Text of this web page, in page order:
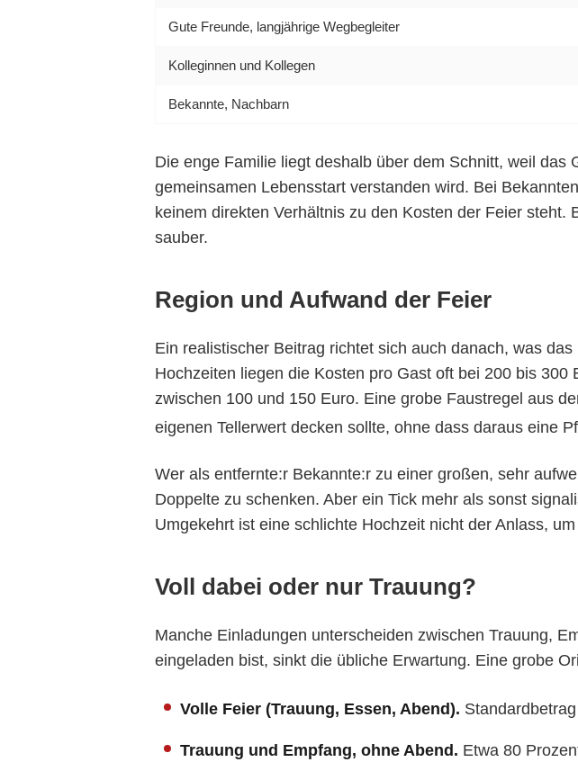
Gute Freunde, langjährige Wegbegleiter
Kolleginnen und Kollegen
Bekannte, Nachbarn
Die enge Familie liegt deshalb über dem Schnitt, weil
gemeinsamen Lebensstart verstanden wird. Bei
keinem direkten Verhältnis zu den Kosten der Feier
sauber.
Region und Aufwand der Feier
Ein realistischer Beitrag richtet sich auch danach, was
Hochzeiten liegen die Kosten pro Gast oft bei 200 bis
zwischen 100 und 150 Euro. Eine grobe Faustregel aus
eigenen Tellerwert decken sollte, ohne dass daraus eine
Wer als entfernte:r Bekannte:r zu einer großen, sehr
Doppelte zu schenken. Aber ein Tick mehr als sonst
Umgekehrt ist eine schlichte Hochzeit nicht der Anlass,
Voll dabei oder nur Trauung?
Manche Einladungen unterscheiden zwischen Trauung,
eingeladen bist, sinkt die übliche Erwartung. Eine grobe
Volle Feier (Trauung, Essen, Abend).
Trauung und Empfang, ohne Abend. Etwa 80